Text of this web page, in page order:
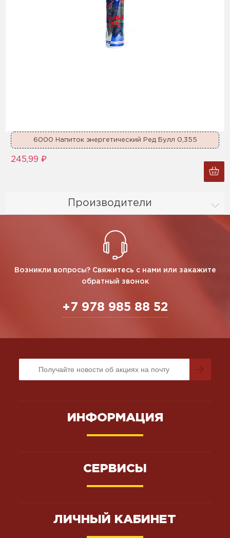
Производители
6000 Напиток энергетический Ред Булл 0,355
245,99 ₽
Возникли вопросы? Свяжитесь с нами или закажите
обратный звонок
+7 978 985 88 52
ИНФОРМАЦИЯ
СЕРВИСЫ
ЛИЧНЫЙ КАБИНЕТ